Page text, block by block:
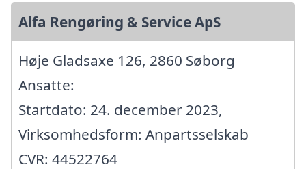
Alfa Rengøring & Service ApS
Høje Gladsaxe 126, 2860 Søborg
Ansatte:
Startdato: 24. december 2023,
Virksomhedsform: Anpartsselskab
CVR: 44522764